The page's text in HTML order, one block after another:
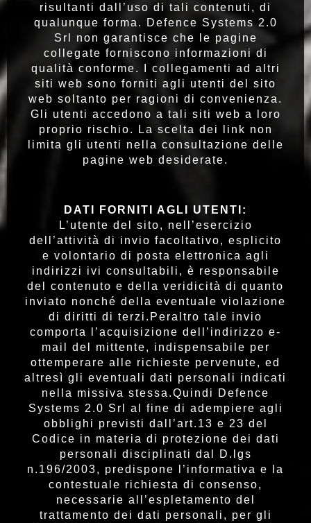
risultanti dall’uso di tali contenuti, di
qualunque forma. Defence Systems 2.0
Srl non garantisce che le pagine
collegate forniscono informazioni di
qualità conforme. I collegamenti ad altri
siti web sono forniti agli utenti del sito
web soltanto per ragioni di convenienza.
Gli utenti accedono a tali siti web a loro
proprio rischio. La scelta dei link non
limita gli utenti nella consultazione delle
pagine web desiderate.
DATI FORNITI AGLI UTENTI:
L’utente del sito, nell’esercizio
dell’attività di invio facoltativo, esplicito
e volontario di posta elettronica agli
indirizzi ivi consultabili, è responsabile
del contenuto e della veridicità di quanto
inviato nonché della eventuale violazione
di diritti di terzi.Peraltro tale invio
comporta l’acquisizione dell’indirizzo e-
mail del mittente, indispensabile per
ottemperare alle richieste pervenute, ed
altresì gli eventuali dati personali indicati
nella missiva stessa.Quindi Defence
Systems 2.0 Srl al fine di adempiere agli
obblighi previsti dall’art.13 e 23 del
Codice in materia di protezione dei dati
personali disciplinati dal D.lgs
n.196/2003, predispone l’informativa e la
contestuale richiesta di consenso,
necessarie all’espletamento del
trattamento dei dati personali, per gli